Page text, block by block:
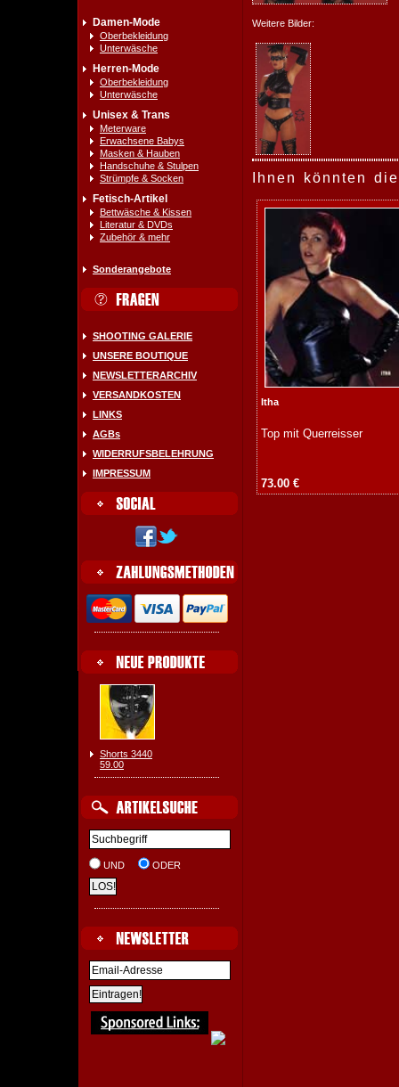
Damen-Mode
Oberbekleidung
Unterwäsche
Herren-Mode
Oberbekleidung
Unterwäsche
Unisex & Trans
Meterware
Erwachsene Babys
Masken & Hauben
Handschuhe & Stulpen
Strümpfe & Socken
Fetisch-Artikel
Bettwäsche & Kissen
Literatur & DVDs
Zubehör & mehr
Sonderangebote
SHOOTING GALERIE
UNSERE BOUTIQUE
NEWSLETTERARCHIV
VERSANDKOSTEN
LINKS
AGBs
WIDERRUFSBELEHRUNG
IMPRESSUM
Shorts 3440
59.00
UND ODER
Weitere Bilder:
Ihnen könnten
Itha
Top mit Querreisser
73.00 €